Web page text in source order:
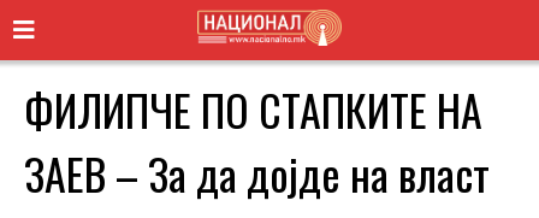
ФИЛИПЧЕ ПО СТАПКИТЕ НА
ЗАЕВ – За да дојде на власт